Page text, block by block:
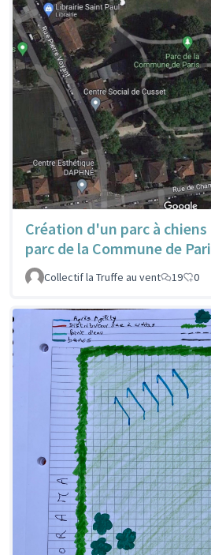
Création d'un parc à chiens
parc de la Commune de
Collectif la Truffe au vent
19 0